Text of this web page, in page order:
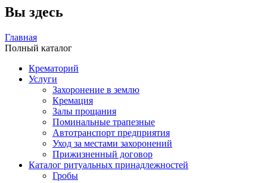
Вы здесь
Главная
Полный каталог
Крематорий
Услуги
Захоронение в землю
Кремация
Залы прощания
Поминальные трапезные
Автотранспорт предприятия
Уход за местами захоронений
Прижизненный договор
Каталог ритуальных принадлежностей
Гробы